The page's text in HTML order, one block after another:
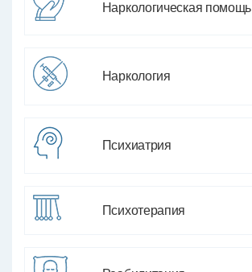
Наркологическая помощь
Наркология
Психиатрия
Психотерапия